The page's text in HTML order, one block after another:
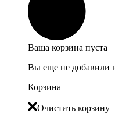
Ваша корзина пуста
Вы еще не добавили
Корзина
Очистить корзину